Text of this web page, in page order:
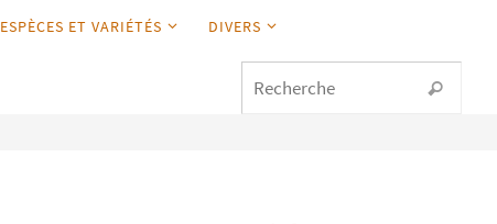
ESPÈCES ET VARIÉTÉS DIVERS
Recherche